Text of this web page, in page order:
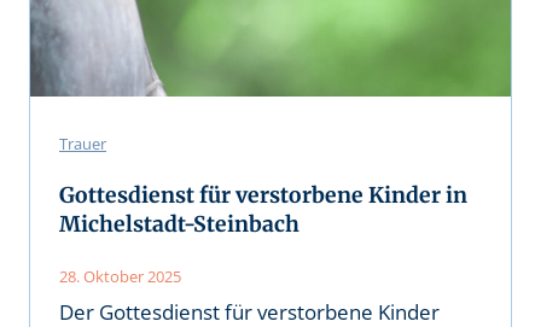
Trauer
Gottesdienst für verstorbene Kinder in
Michelstadt-Steinbach
28. Oktober 2025
Der Gottesdienst für verstorbene Kinder